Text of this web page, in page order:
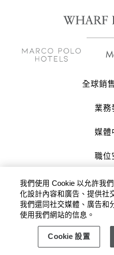
全球銷
業務
媒體
職位
聯絡
版權及原稿 2026 ©
我們使用 Cookie 以允許我
化設計內容和廣告、提供社
我們還同社交媒體、廣告和
使用我們網站的信息。
Cookie 設置